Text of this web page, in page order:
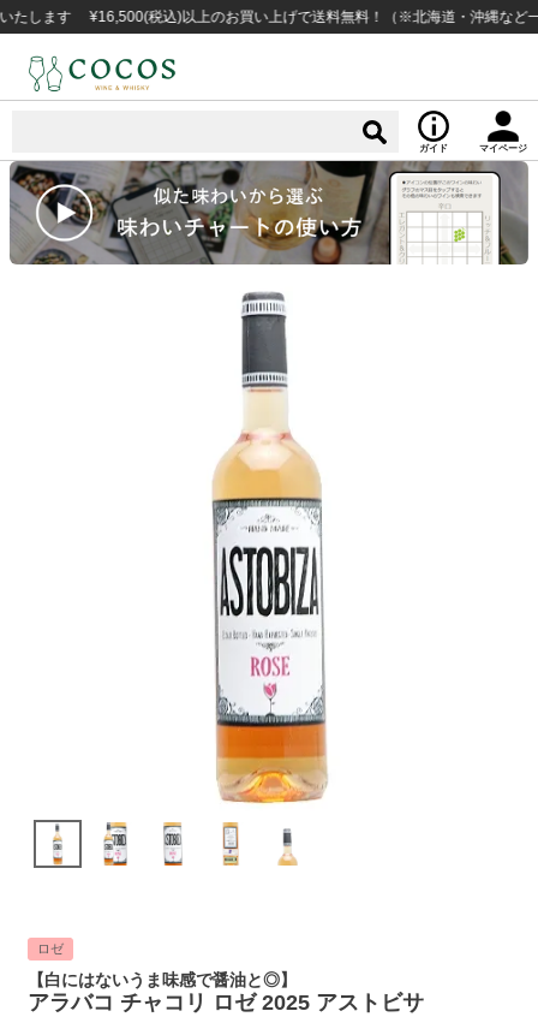
す ¥16,500(税込)以上のお買い上げで送料無料！（※北海道・沖縄など一部例
ガイド マイページ
ロゼ
【白にはないうま味感で醤油と◎】
アラバコ チャコリ ロゼ 2025 アストビサ